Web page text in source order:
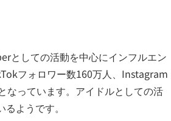
としての活動を中心にインフルエン
フォロワー数160万人、Instagram
なっています。アイドルとしての活
ようです。